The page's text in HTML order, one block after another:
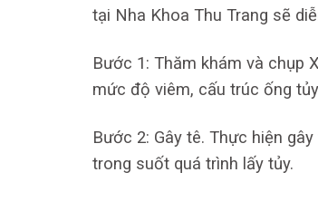
tại Nha Khoa Thu Trang sẽ
Bước 1: Thăm khám và chụp
mức độ viêm, cấu trúc ống
Bước 2: Gây tê. Thực hiện
trong suốt quá trình lấy tủy.